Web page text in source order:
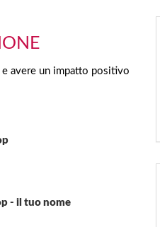
avere un impatto positivo
- il tuo nome